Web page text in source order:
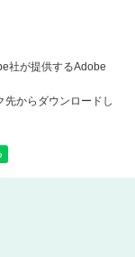
社が提供するAdobe
からダウンロードし